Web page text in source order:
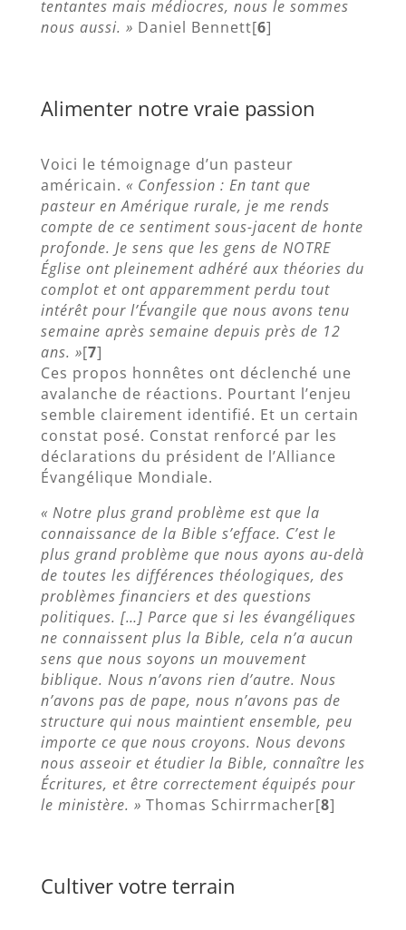
tentantes mais médiocres, nous le sommes
nous aussi. » Daniel Bennett[6]
Alimenter notre vraie passion
Voici le témoignage d’un pasteur
américain. « Confession : En tant que
pasteur en Amérique rurale, je me rends
compte de ce sentiment sous-jacent de honte
profonde. Je sens que les gens de NOTRE
Église ont pleinement adhéré aux théories du
complot et ont apparemment perdu tout
intérêt pour l’Évangile que nous avons tenu
semaine après semaine depuis près de 12
ans. »[7]
Ces propos honnêtes ont déclenché une
avalanche de réactions. Pourtant l’enjeu
semble clairement identifié. Et un certain
constat posé. Constat renforcé par les
déclarations du président de l’Alliance
Évangélique Mondiale.
« Notre plus grand problème est que la
connaissance de la Bible s’efface. C’est le
plus grand problème que nous ayons au-delà
de toutes les différences théologiques, des
problèmes financiers et des questions
politiques. […] Parce que si les évangéliques
ne connaissent plus la Bible, cela n’a aucun
sens que nous soyons un mouvement
biblique. Nous n’avons rien d’autre. Nous
n’avons pas de pape, nous n’avons pas de
structure qui nous maintient ensemble, peu
importe ce que nous croyons. Nous devons
nous asseoir et étudier la Bible, connaître les
Écritures, et être correctement équipés pour
le ministère. » Thomas Schirrmacher[8]
Cultiver votre terrain